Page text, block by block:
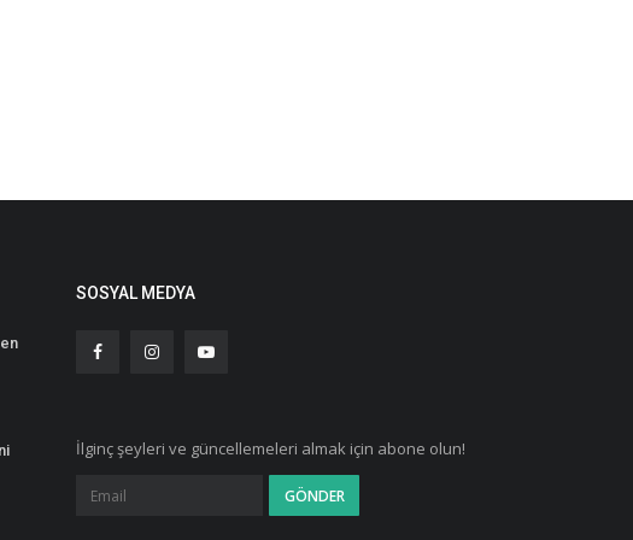
SOSYAL MEDYA
İlginç şeyleri ve güncellemeleri almak için abone olun!